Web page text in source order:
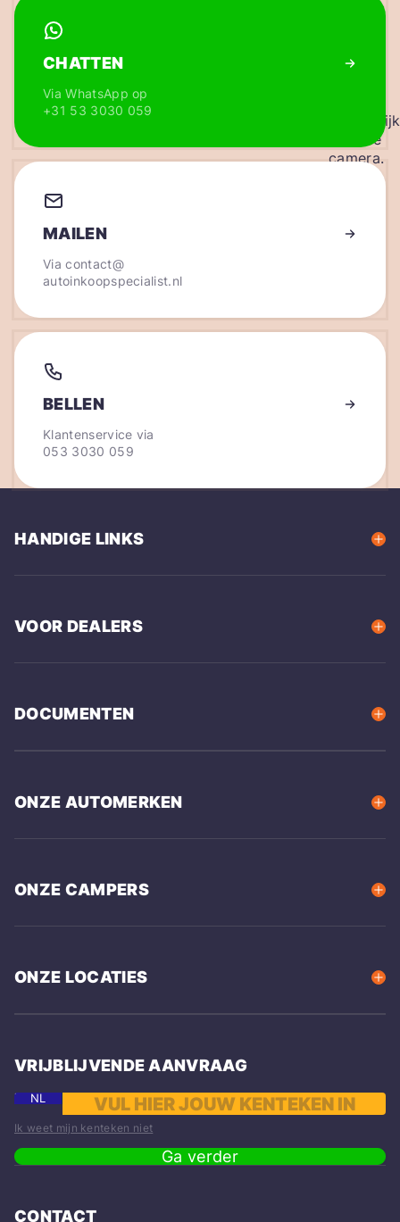
CHATTEN
Via WhatsApp op
+31 53 3030 059
MAILEN
Viacontact@
autoinkoopspecialist.nl
BELLEN
Klantenservice via
053 3030 059
HANDIGE LINKS
VOOR DEALERS
DOCUMENTEN
ONZE AUTOMERKEN
ONZE CAMPERS
ONZE LOCATIES
VRIJBLIJVENDE AANVRAAG
NL
Ik weet mijn kenteken niet
Ga verder
CONTACT